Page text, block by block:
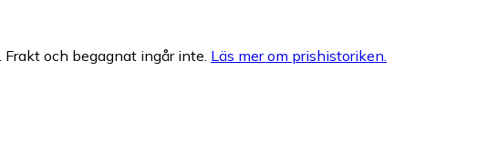
och begagnat ingår inte. Läs mer om prishistoriken.